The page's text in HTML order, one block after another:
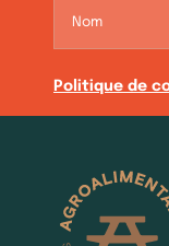
Politique de